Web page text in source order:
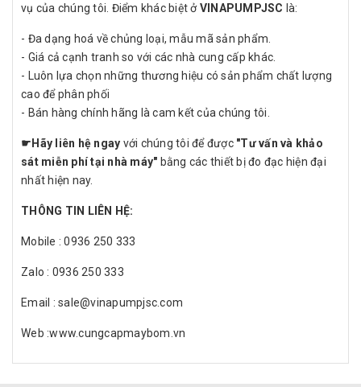
vụ của chúng tôi. Điểm khác biệt ởVINAPUMPJSC là:
- Đa dạng hoá về chủng loại, mẫu mã sản phẩm.
- Giá cả cạnh tranh so với các nhà cung cấp khác.
- Luôn lựa chọn những thương hiệu có sản phẩm chất lượng
cao để phân phối
- Bán hàng chính hãng là cam kết của chúng tôi.
☛ Hãy liên hệ ngay với chúng tôi để được "Tư vấn và khảo
sát miễn phí tại nhà máy" bằng các thiết bị đo đạc hiện đại
nhất hiện nay.
THÔNG TIN LIÊN HỆ:
Mobile : 0936 250 333
Zalo : 0936 250 333
Email : sale@vinapumpjsc.com
Web :www.cungcapmaybom.vn